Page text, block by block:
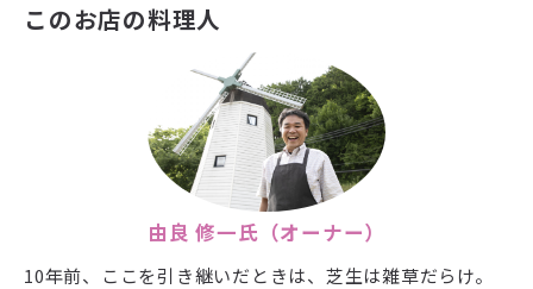
このお店の料理人
由良 修一氏（オーナー）
10年前、ここを引き継いだときは、芝生は雑草だらけ。